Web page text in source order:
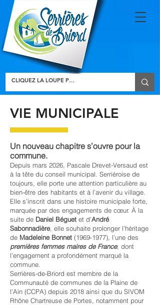
VIE MUNICIPALE
Un nouveau chapitre s’ouvre pour la
commune.
Depuis mars 2026, Pascale Drevet-Versaud est
à la tête du conseil municipal. Serriéroise de
toujours, elle porte une attention particulière au
bien-être des habitants et à l’avenir du village.
Elle s’inscrit dans une histoire municipale forte,
marquée par des engagements de cœur. À la
suite de Daniel Béguet et d’André
Sabonnadière, elle souhaite prolonger l’héritage
de Madeleine Bonnet (1969-1977) , l’une des
premières femmes maires de France, dont
l’engagement a profondément marqué la
commune.
Serrières-de-Briord est membre de la
Communauté de communes de la Plaine de
l’Ain (CCPA) depuis 2018 ainsi que du SIVOM
Rhône Chartreuse de Portes, notamment pour